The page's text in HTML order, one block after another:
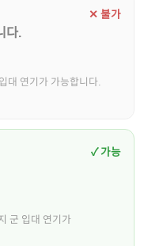
✕ 불가
다.
대 연기가 가능합니다.
✓ 가능
군 입대 연기가